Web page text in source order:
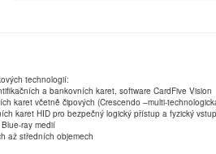
technologií:
a bankovních karet, software CardFive Vision
karet včetně čipových (Crescendo –multi-
karet HID pro bezpečný logický přístup a fyzický vstup
ray medií
až středních objemech